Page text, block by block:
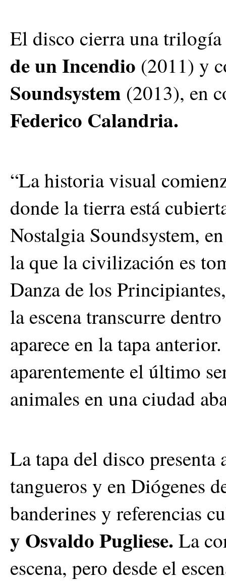
El disco cierra una
de un Incendio (2011) y
Soundsystem (2013), en
Federico Calandria.
“La historia visual
donde la tierra está
Nostalgia Soundsystem,
la que la civilización es
Danza de los
la escena transcurre
aparece en la tapa
aparentemente el último
animales en una ciudad
La tapa del disco
tangueros y en Diógenes
banderines y referencias
y Osvaldo Pugliese. La
escena, pero desde el